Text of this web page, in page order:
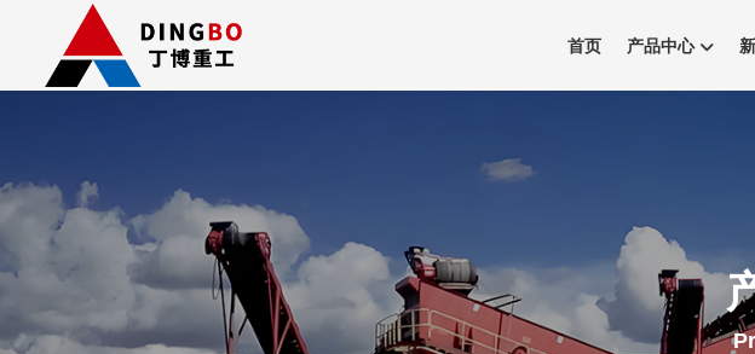
首页 产品中心